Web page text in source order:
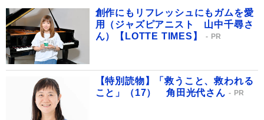
創作にもリフレッシュにもガムを愛
用（ジャズピアニスト 山中千尋さ
ん）【LOTTE TIMES】
PR
【特別読物】「救うこと、救われる
こと」（17） 角田光代さん
PR